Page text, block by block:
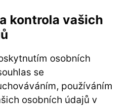
kontrola vašich
osobních
se
používáním
osobních údajů v